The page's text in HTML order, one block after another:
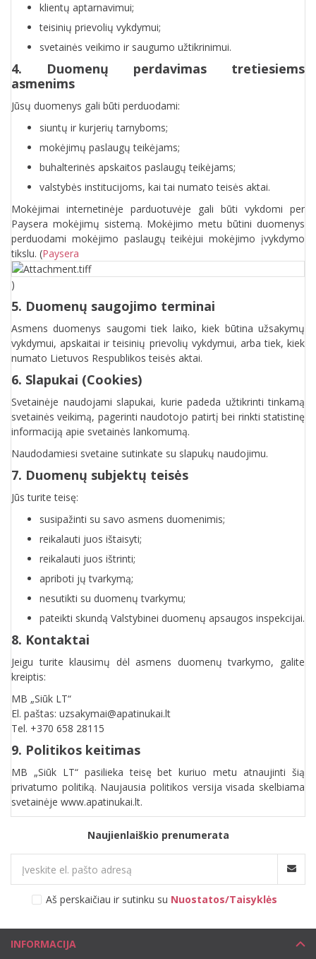
klientų aptarnavimui;
teisinių prievolių vykdymui;
svetainės veikimo ir saugumo užtikrinimui.
4. Duomenų perdavimas tretiesiems
asmenims
Jūsų duomenys gali būti perduodami:
siuntų ir kurjerių tarnyboms;
mokėjimų paslaugų teikėjams;
buhalterinės apskaitos paslaugų teikėjams;
valstybės institucijoms, kai tai numato teisės aktai.
Mokėjimai internetinėje parduotuvėje gali būti vykdomi per
Paysera mokėjimų sistemą. Mokėjimo metu būtini duomenys
perduodami mokėjimo paslaugų teikėjui mokėjimo įvykdymo
tikslu. (Paysera
)
5. Duomenų saugojimo terminai
Asmens duomenys saugomi tiek laiko, kiek būtina užsakymų
vykdymui, apskaitai ir teisinių prievolių vykdymui, arba tiek, kiek
numato Lietuvos Respublikos teisės aktai.
6. Slapukai (Cookies)
Svetainėje naudojami slapukai, kurie padeda užtikrinti tinkamą
svetainės veikimą, pagerinti naudotojo patirtį bei rinkti statistinę
informaciją apie svetainės lankomumą.
Naudodamiesi svetaine sutinkate su slapukų naudojimu.
7. Duomenų subjektų teisės
Jūs turite teisę:
susipažinti su savo asmens duomenimis;
reikalauti juos ištaisyti;
reikalauti juos ištrinti;
apriboti jų tvarkymą;
nesutikti su duomenų tvarkymu;
pateikti skundą Valstybinei duomenų apsaugos inspekcijai.
8. Kontaktai
Jeigu turite klausimų dėl asmens duomenų tvarkymo, galite
kreiptis:
MB „Siūk LT“
El. paštas: uzsakymai@apatinukai.lt
Tel. +370 658 28115
9. Politikos keitimas
MB „Siūk LT“ pasilieka teisę bet kuriuo metu atnaujinti šią
privatumo politiką. Naujausia politikos versija visada skelbiama
svetainėje www.apatinukai.lt.
Naujienlaiškio prenumerata
Aš perskaičiau ir sutinku su Nuostatos/Taisyklės
INFORMACIJA